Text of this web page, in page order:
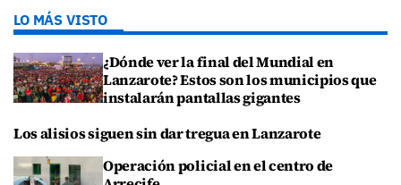
LO MÁS VISTO
¿Dónde ver la final del Mundial en
Lanzarote? Estos son los municipios que
instalarán pantallas gigantes
Los alisios siguen sin dar tregua en Lanzarote
Operación policial en el centro de